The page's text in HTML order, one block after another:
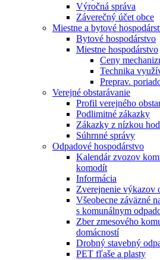
Výročná správa
Záverečný účet obce
Miestne a bytové
Bytové hospodárstvo
Miestne hospodárstvo
Ceny
Technika
Preprav.
Verejné obstarávanie
Profil verejného
Podlimitné zákazky
Zákazky z nízkou
Súhrnné správy
Odpadové hospodárstvo
Kalendár zvozov
komodít
Informácia
Zverejnenie výkazov
Všeobecne záväzné
s komunálnym
Zber zmesového
domácností
Drobný stavebný
PET fľaše a plasty